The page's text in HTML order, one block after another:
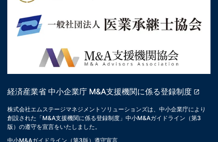
経済産業省 中小企業庁 M&A支援機関に係る登録制度
株式会社エムステージマネジメントソリューションズは、中小企業庁により
創設された「M&A支援機関に係る登録制度」中小M&Aガイドライン（第3
版）の遵守を宣言をいたしました。
中小M&Aガイドライン（第3版）遵守宣言